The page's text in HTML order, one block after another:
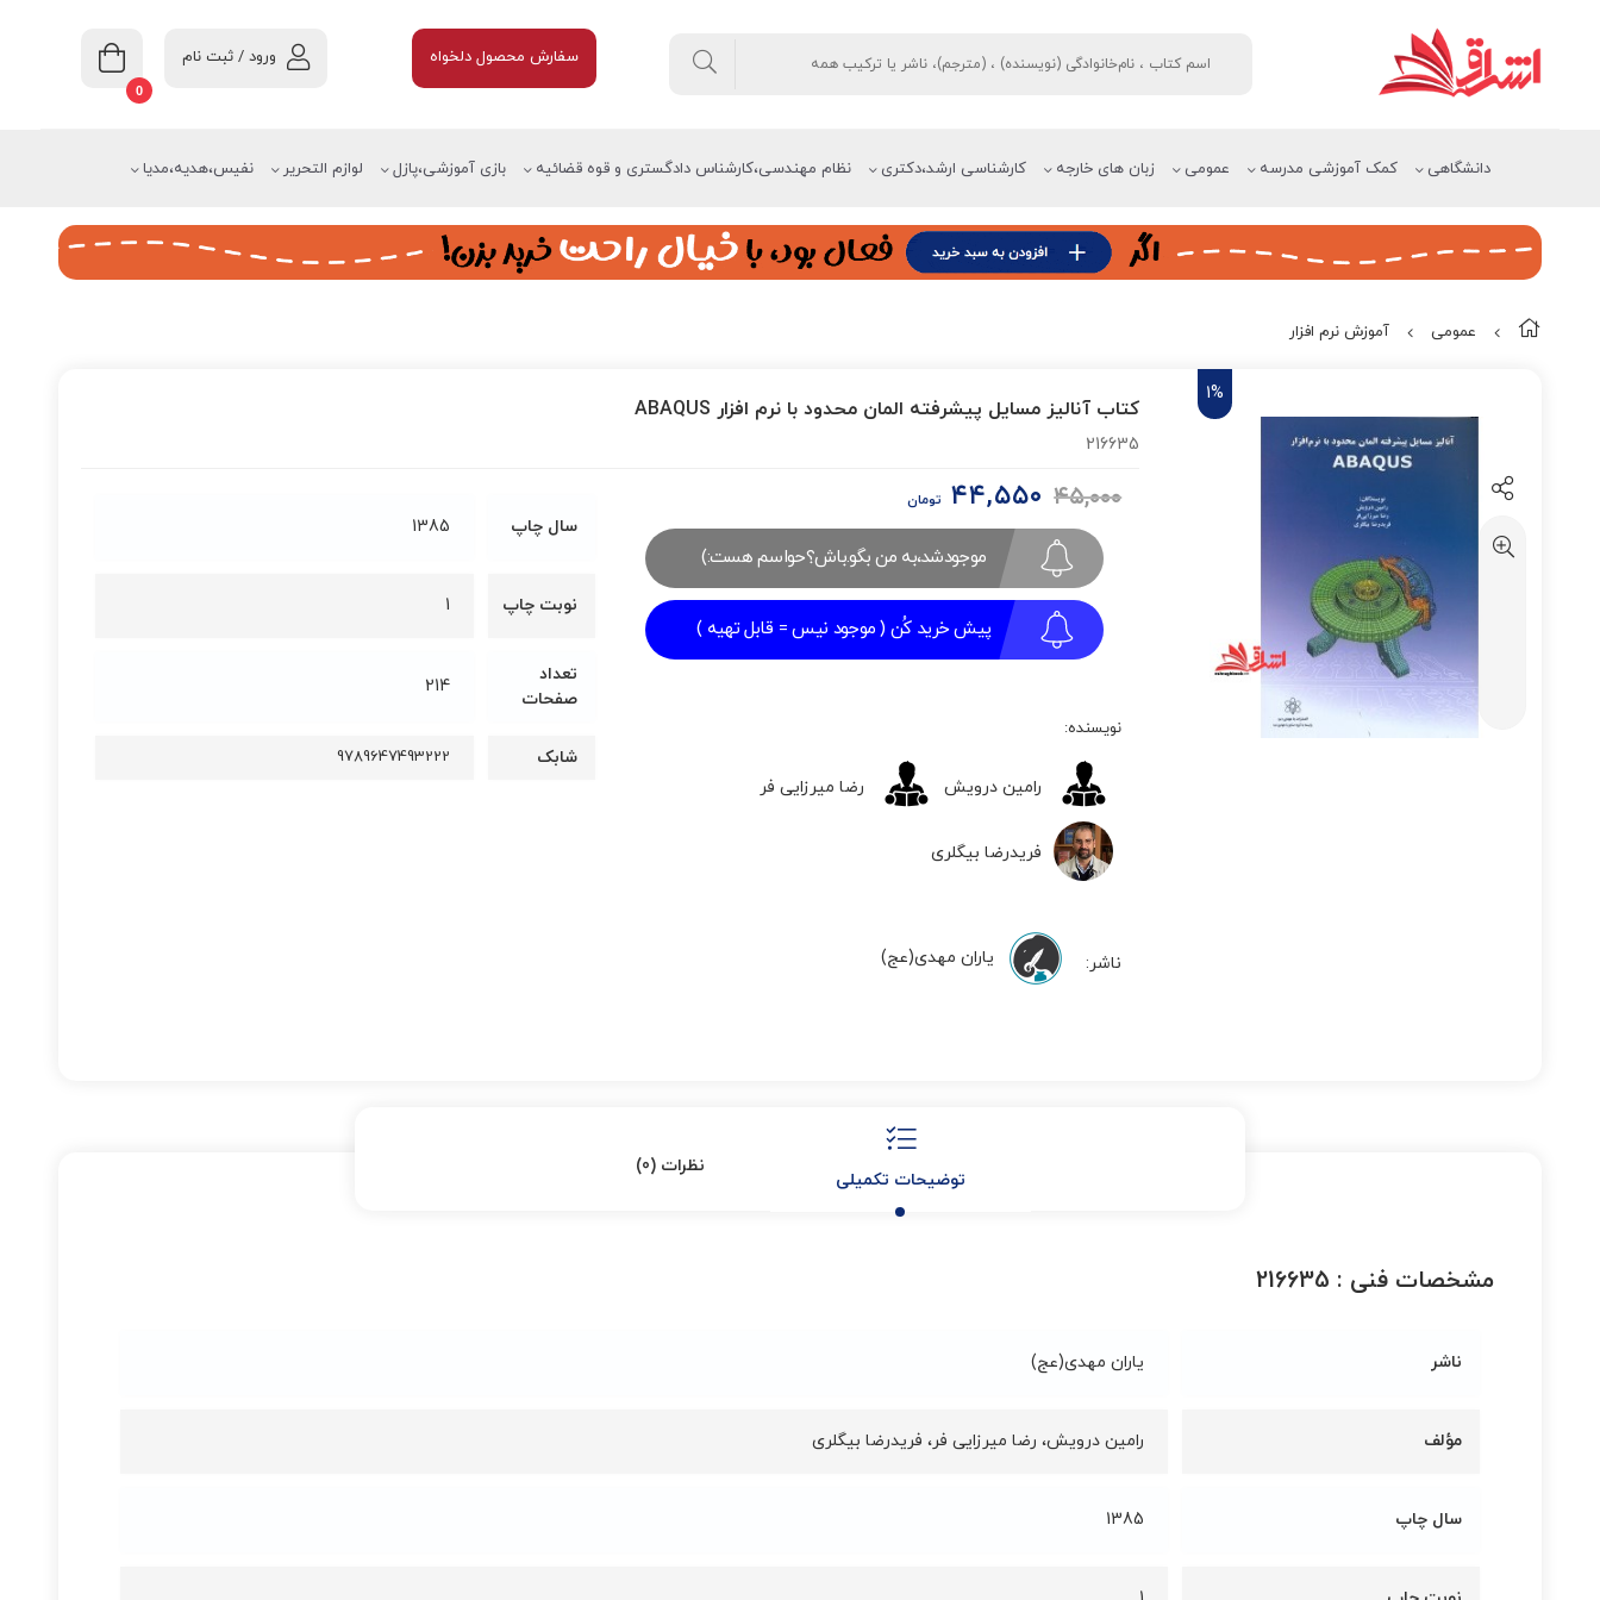
0
ورود / ثبت نام سفارش محصول دلخواه
بازی آموزشی،پازل دانشگاهی زبان های خارجه عمومی کارشناسی ارشد،دکتری کمک آموزشی مدرسه لوازم التحریر نظام مهندسی،کارشناس دادگستری و قوه قضائیه نفیس،هدیه،مدیا
عمومی آموزش نرم افزار
1%
کتاب آنالیز مسایل پیشرفته المان محدود با نرم افزار ABAQUS
216635
۴۵,۰۰۰ قیمت
اصلی:
۴۵,۰۰۰
تومان
بود.
۴۴,۵۵۰ تومانقیمت
فعلی:
۴۴,۵۵۰
تومان.
موجودشد،به من بگو.باش؟حواسم هست:)
پیش خرید کُن ( موجود نیس = قابل تهیه )
رامین درویش رضا میرزایی فر
فریدرضا بیگلری
یاران مهدی(عج)
سال چاپ 1385
نوبت چاپ 1
تعداد
صفحات
214
شابک 9789647493222
توضیحات تکمیلی
نظرات (0)
مشخصات فنی : 216635
ناشر یاران مهدی(عج)
مؤلف رامین درویش، رضا میرزایی فر، فریدرضا بیگلری
سال چاپ 1385